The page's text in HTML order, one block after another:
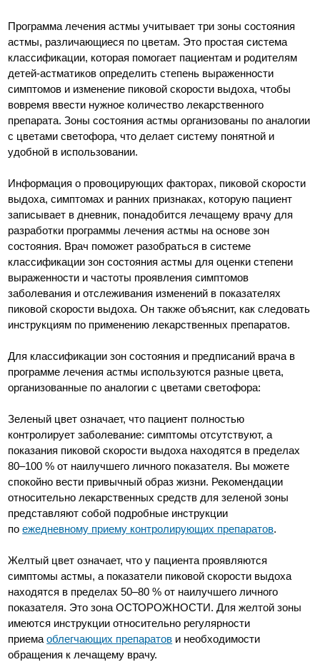
Программа лечения астмы учитывает три зоны состояния
астмы, различающиеся по цветам. Это простая система
классификации, которая помогает пациентам и родителям
детей-астматиков определить степень выраженности
симптомов и изменение пиковой скорости выдоха, чтобы
вовремя ввести нужное количество лекарственного
препарата. Зоны состояния астмы организованы по аналогии
с цветами светофора, что делает систему понятной и
удобной в использовании.
Информация о провоцирующих факторах, пиковой скорости
выдоха, симптомах и ранних признаках, которую пациент
записывает в дневник, понадобится лечащему врачу для
разработки программы лечения астмы на основе зон
состояния. Врач поможет разобраться в системе
классификации зон состояния астмы для оценки степени
выраженности и частоты проявления симптомов
заболевания и отслеживания изменений в показателях
пиковой скорости выдоха. Он также объяснит, как следовать
инструкциям по применению лекарственных препаратов.
Для классификации зон состояния и предписаний врача в
программе лечения астмы используются разные цвета,
организованные по аналогии с цветами светофора:
Зеленый цвет означает, что пациент полностью
контролирует заболевание: симптомы отсутствуют, а
показания пиковой скорости выдоха находятся в пределах
80–100 % от наилучшего личного показателя. Вы можете
спокойно вести привычный образ жизни. Рекомендации
относительно лекарственных средств для зеленой зоны
представляют собой подробные инструкции
поежедневному приему контролирующих препаратов.
Желтый цвет означает, что у пациента проявляются
симптомы астмы, а показатели пиковой скорости выдоха
находятся в пределах 50–80 % от наилучшего личного
показателя. Это зона ОСТОРОЖНОСТИ. Для желтой зоны
имеются инструкции относительно регулярности
приемаоблегчающих препаратов и необходимости
обращения к лечащему врачу.